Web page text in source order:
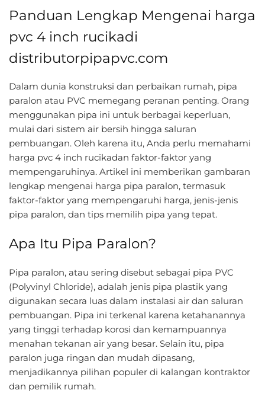
Panduan Lengkap Mengenai harga
pvc 4 inch rucikadi
distributorpipapvc.com
Dalam dunia konstruksi dan perbaikan rumah, pipa
paralon atau PVC memegang peranan penting. Orang
menggunakan pipa ini untuk berbagai keperluan,
mulai dari sistem air bersih hingga saluran
pembuangan. Oleh karena itu, Anda perlu memahami
harga pvc 4 inch rucikadan faktor-faktor yang
mempengaruhinya. Artikel ini memberikan gambaran
lengkap mengenai harga pipa paralon, termasuk
faktor-faktor yang mempengaruhi harga, jenis-jenis
pipa paralon, dan tips memilih pipa yang tepat.
Apa Itu Pipa Paralon?
Pipa paralon, atau sering disebut sebagai pipa PVC
(Polyvinyl Chloride), adalah jenis pipa plastik yang
digunakan secara luas dalam instalasi air dan saluran
pembuangan. Pipa ini terkenal karena ketahanannya
yang tinggi terhadap korosi dan kemampuannya
menahan tekanan air yang besar. Selain itu, pipa
paralon juga ringan dan mudah dipasang,
menjadikannya pilihan populer di kalangan kontraktor
dan pemilik rumah.